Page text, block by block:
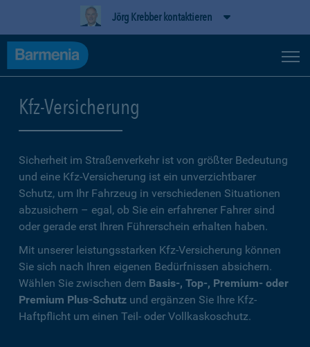
Jörg Krebber kontaktieren
Kfz-Versicherung
Sicherheit im Straßenverkehr ist von größter Bedeutung
und eine Kfz-Versicherung ist ein unverzichtbarer
Schutz, um Ihr Fahrzeug in verschiedenen Situationen
abzusichern – egal, ob Sie ein erfahrener Fahrer sind
oder gerade erst Ihren Führerschein erhalten haben.
Mit unserer leistungsstarken Kfz-Versicherung können
Sie sich nach Ihren eigenen Bedürfnissen absichern.
Wählen Sie zwischen dem Basis-, Top-, Premium- oder
Premium Plus-Schutz und ergänzen Sie Ihre Kfz-
Haftpflicht um einen Teil- oder Vollkaskoschutz.